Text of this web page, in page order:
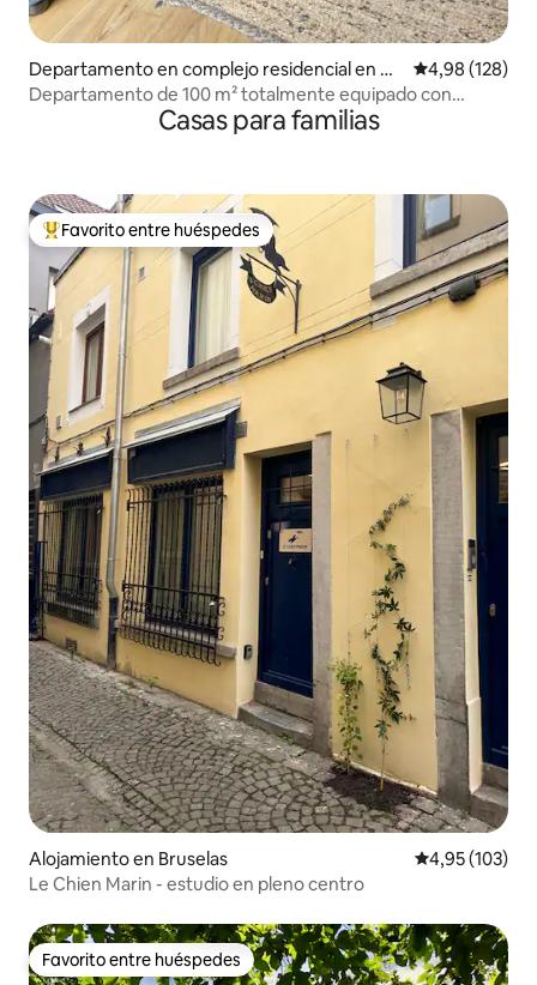
Departamento en complejo residencial en Vil
voorde
Calificación
4,98 (128)
Departamento de 100 m² totalmente equipado con
ubicación perfectaCasas para familias
Favorito entre los huéspedes más destacados
Favorito entre huéspedes
Alojamiento en Bruselas Calificación
4,95 (103)
Le Chien Marin - estudio en pleno centro
Favorito entre huéspedes
Favorito entre huéspedes